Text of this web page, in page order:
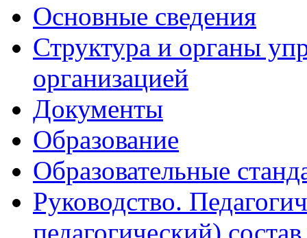
Основные сведения
Структура и органы
организацией
Документы
Образование
Образовательные
Руководство.
педагогический) состав